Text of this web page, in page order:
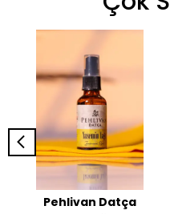
Pehlivan Datça